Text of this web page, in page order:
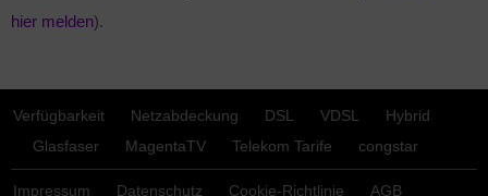
hier melden).
Verfügbarkeit Netzabdeckung DSL VDSL
Hybrid
Glasfaser
MagentaTV Telekom Tarife congstar
Impressum Datenschutz Cookie-Richtlinie AGB